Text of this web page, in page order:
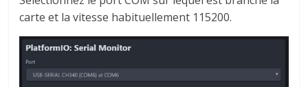
carte et la vitesse habituellement 115200.